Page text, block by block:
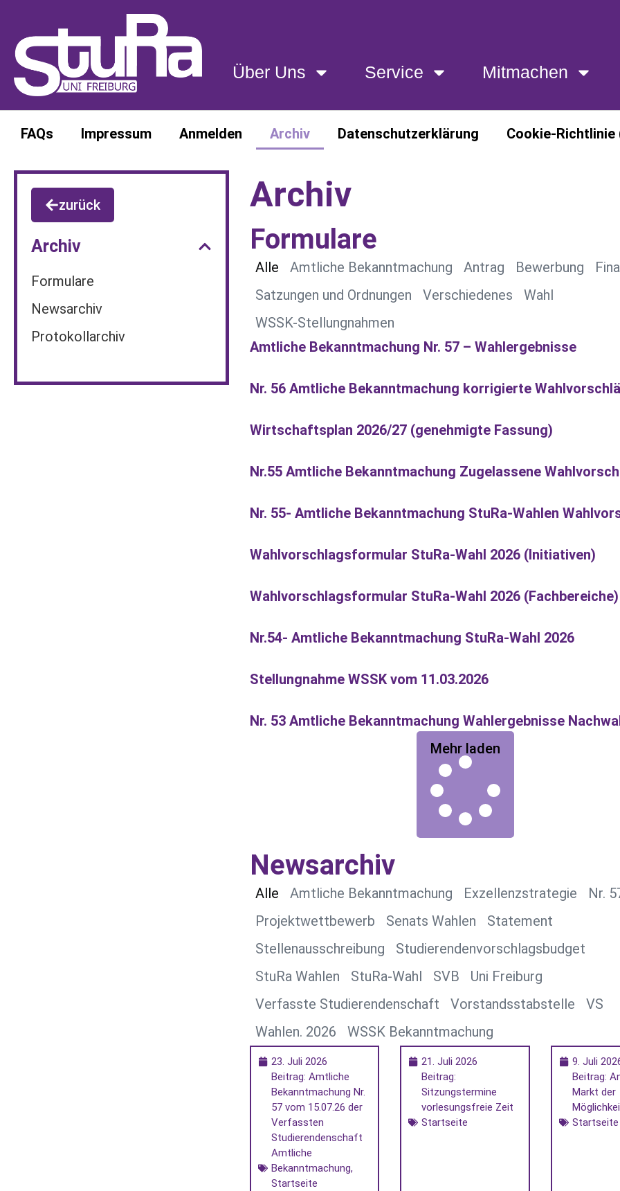
Über Uns Service Mitmachen
FAQs Impressum Anmelden Archiv Datenschutzerklärung Cookie-Richtlinie
zurück
Archiv
Formulare
Newsarchiv
Protokollarchiv
Archiv
Formulare
Amtliche Bekanntmachung Antrag Bewerbung
Satzungen und Ordnungen
Verschiedenes
Wahl
WSSK-Stellungnahmen
Alle
Amtliche Bekanntmachung Nr. 57 – Wahlergebnisse
Nr. 56 Amtliche Bekanntmachung korrigierte
Wirtschaftsplan 2026/27 (genehmigte Fassung)
Nr.55 Amtliche Bekanntmachung Zugelassene
Nr. 55- Amtliche Bekanntmachung StuRa-Wahlen
Wahlvorschlagsformular StuRa-Wahl 2026 (Initiativen)
Wahlvorschlagsformular StuRa-Wahl 2026 (Fachbereiche)
Nr.54- Amtliche Bekanntmachung StuRa-Wahl 2026
Stellungnahme WSSK vom 11.03.2026
Nr. 53 Amtliche Bekanntmachung Wahlergebnisse
Mehr laden
Newsarchiv
Amtliche Bekanntmachung Exzellenzstrategie
Nr.
Projektwettbewerb
Senats Wahlen
Statement
Stellenausschreibung
Studierendenvorschlagsbudget
StuRa Wahlen
StuRa-Wahl SVB
Uni Freiburg
Verfasste Studierendenschaft
Vorstandsstabstelle
VS
Wahlen. 2026
WSSK Bekanntmachung
Alle
23. Juli 2026
Beitrag: Amtliche
Bekanntmachung Nr.
57 vom 15.07.26 der
Verfassten
Studierendenschaft
Amtliche
Bekanntmachung,
Startseite
21. Juli 2026
Beitrag:
Sitzungstermine
vorlesungsfreie Zeit
Startseite
9. Juli
Beitrag:
Markt der
Startseite